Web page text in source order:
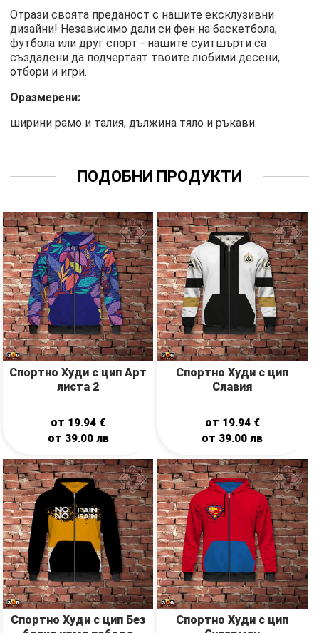
Отрази своята преданост с нашите ексклузивни
дизайни! Независимо дали си фен на баскетбола,
футбола или друг спорт - нашите суитшърти са
създадени да подчертаят твоите любими десени,
отбори и игри.
Оразмерени:
ширини рамо и талия, дължина тяло и ръкави.
ПОДОБНИ ПРОДУКТИ
Спортно Худи с цип Арт
листа 2
от 19.94 €
от 39.00 лв
Спортно Худи с цип
Славия
от 19.94 €
от 39.00лв
Спортно Худи с цип Без
Спортно Худи с цип